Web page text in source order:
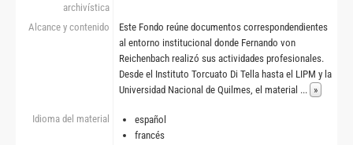
archivística
Alcance y contenido
Este Fondo reúne documentos correspondendientes
al entorno institucional donde Fernando von
Reichenbach realizó sus actividades profesionales.
Desde el Instituto Torcuato Di Tella hasta el LIPM y la
Universidad Nacional de Quilmes, el material ... »
Idioma del material
español
francés